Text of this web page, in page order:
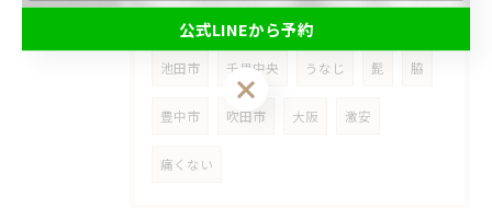
都度払い メンズ 箕面市
池田市 千里中央 うなじ 髭 脇
豊中市 吹田市 大阪 激安
痛くない
公式LINEから予約
公式LINEから予約